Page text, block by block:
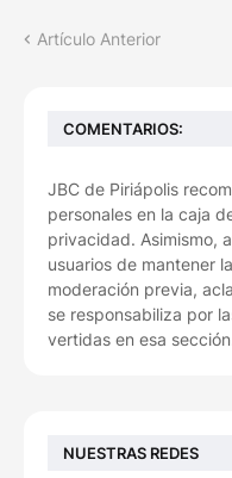
Artículo Anterior
COMENTARIOS:
JBC de Piriápolis
personales en la caja
privacidad. Asimismo,
usuarios de mantener
moderación previa,
se responsabiliza por
vertidas en esa
NUESTRAS REDES